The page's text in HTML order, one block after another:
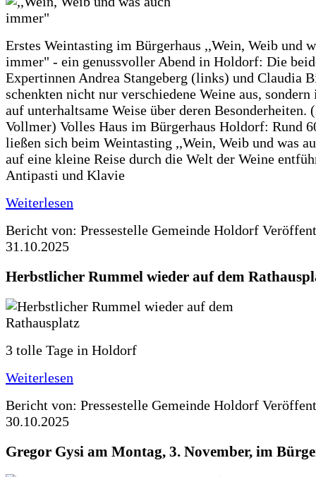
Erstes Weintasting im Bürgerhaus ,,Wein, Weib und
immer" - ein genussvoller Abend in Holdorf: Die
Expertinnen Andrea Stangeberg (links) und Claudia
schenkten nicht nur verschiedene Weine aus,
auf unterhaltsame Weise über deren Besonderheiten.
Vollmer) Volles Haus im Bürgerhaus Holdorf: Rund
ließen sich beim Weintasting ,,Wein, Weib und was
auf eine kleine Reise durch die Welt der Weine
Antipasti und Klavie
Weiterlesen
Bericht von: Pressestelle Gemeinde Holdorf
31.10.2025
Herbstlicher Rummel wieder auf dem
3 tolle Tage in Holdorf
Weiterlesen
Bericht von: Pressestelle Gemeinde Holdorf
30.10.2025
Gregor Gysi am Montag, 3. November, im